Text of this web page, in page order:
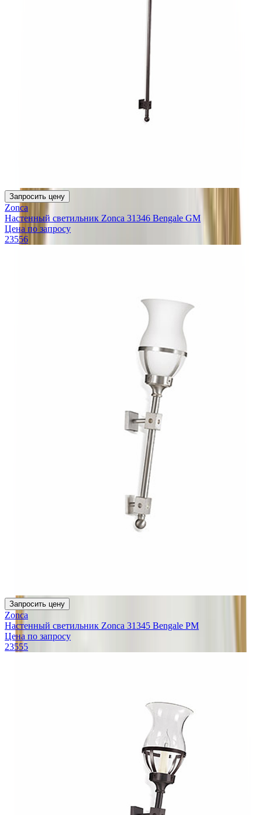
Запросить цену
Zonca
Настенный светильник Zonca 31346 Bengale GM
Цена по запросу
23556
Запросить цену
Zonca
Настенный светильник Zonca 31345 Bengale PM
Цена по запросу
23555